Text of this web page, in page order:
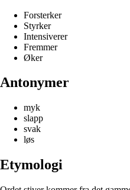
Forsterker
Styrker
Intensiverer
Fremmer
Øker
Antonymer
myk
slapp
svak
løs
Etymologi